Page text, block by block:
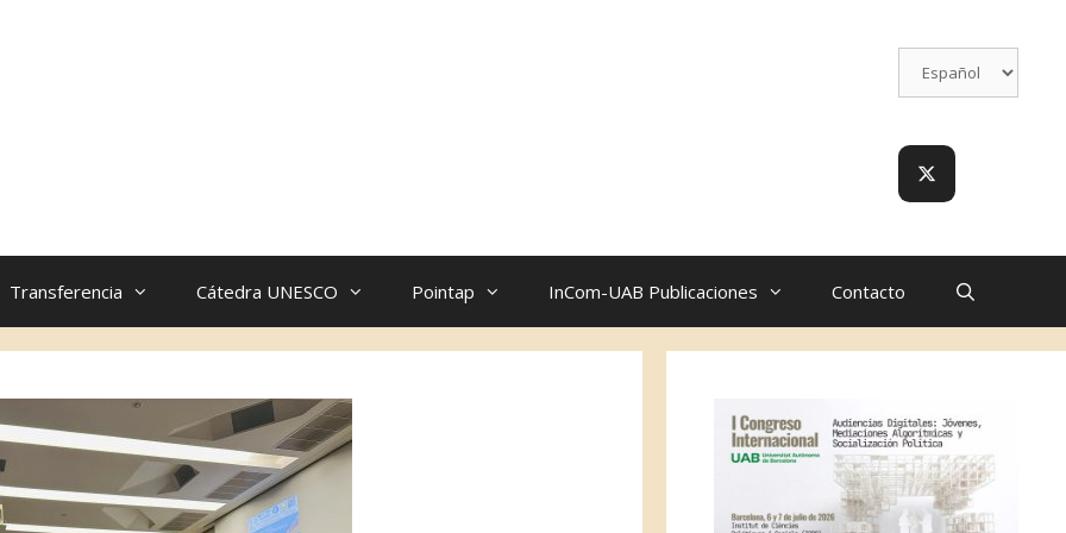
Transferencia Cátedra UNESCO Pointap InCom-UAB Publicaciones Contacto